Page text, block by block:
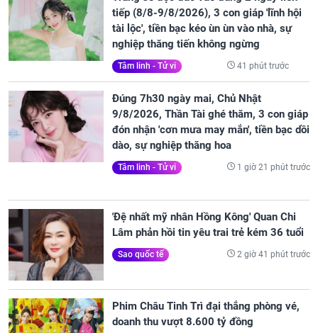
tiếp (8/8-9/8/2026), 3 con giáp 'lĩnh hội
tài lộc', tiền bạc kéo ùn ùn vào nhà, sự
nghiệp thăng tiến không ngừng
Tâm linh - Tử vi 41 phút trước
Đúng 7h30 ngày mai, Chủ Nhật
9/8/2026, Thần Tài ghé thăm, 3 con giáp
đón nhận 'cơn mưa may mắn', tiền bạc dồi
dào, sự nghiệp thăng hoa
Tâm linh - Tử vi 1 giờ 21 phút trước
'Đệ nhất mỹ nhân Hồng Kông' Quan Chi
Lâm phản hồi tin yêu trai trẻ kém 36 tuổi
Sao quốc tế 2 giờ 41 phút trước
Phim Châu Tinh Trì đại thắng phòng vé,
doanh thu vượt 8.600 tỷ đồng